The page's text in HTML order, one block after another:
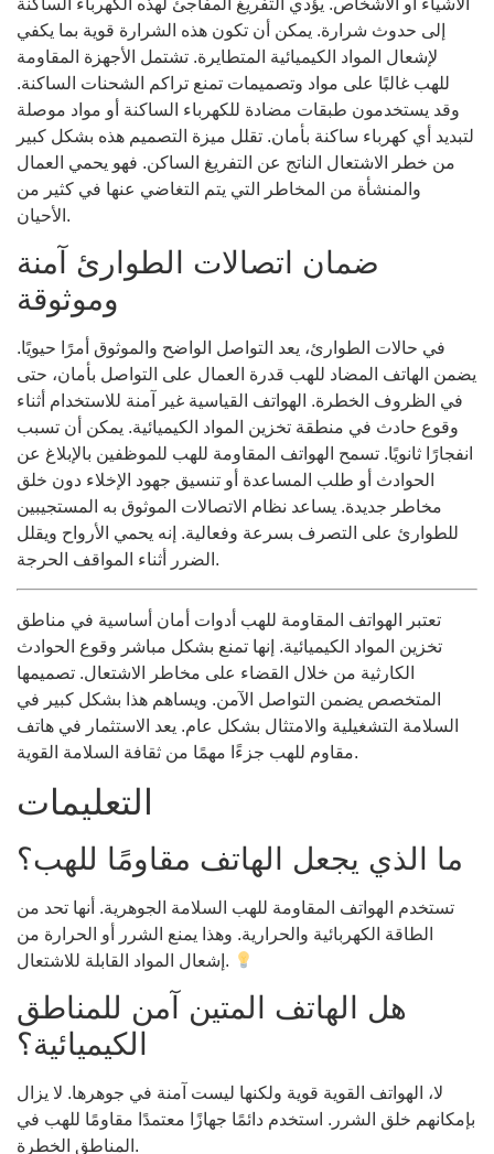
إلى حدوث شرارة. يمكن أن تكون هذه الشرارة قوية بما يكفي
لإشعال المواد الكيميائية المتطايرة. تشتمل الأجهزة المقاومة
للهب غالبًا على مواد وتصميمات تمنع تراكم الشحنات الساكنة.
وقد يستخدمون طبقات مضادة للكهرباء الساكنة أو مواد موصلة
لتبديد أي كهرباء ساكنة بأمان. تقلل ميزة التصميم هذه بشكل كبير
من خطر الاشتعال الناتج عن التفريغ الساكن. فهو يحمي العمال
والمنشأة من المخاطر التي يتم التغاضي عنها في كثير من
الأحيان.
ضمان اتصالات الطوارئ آمنة
وموثوقة
في حالات الطوارئ، يعد التواصل الواضح والموثوق أمرًا حيويًا.
يضمن الهاتف المضاد للهب قدرة العمال على التواصل بأمان، حتى
في الظروف الخطرة. الهواتف القياسية غير آمنة للاستخدام أثناء
وقوع حادث في منطقة تخزين المواد الكيميائية. يمكن أن تسبب
انفجارًا ثانويًا. تسمح الهواتف المقاومة للهب للموظفين بالإبلاغ عن
الحوادث أو طلب المساعدة أو تنسيق جهود الإخلاء دون خلق
مخاطر جديدة. يساعد نظام الاتصالات الموثوق به المستجيبين
للطوارئ على التصرف بسرعة وفعالية. إنه يحمي الأرواح ويقلل
الضرر أثناء المواقف الحرجة.
تعتبر الهواتف المقاومة للهب أدوات أمان أساسية في مناطق
تخزين المواد الكيميائية. إنها تمنع بشكل مباشر وقوع الحوادث
الكارثية من خلال القضاء على مخاطر الاشتعال. تصميمها
المتخصص يضمن التواصل الآمن. ويساهم هذا بشكل كبير في
السلامة التشغيلية والامتثال بشكل عام. يعد الاستثمار في هاتف
مقاوم للهب جزءًا مهمًا من ثقافة السلامة القوية.
التعليمات
ما الذي يجعل الهاتف مقاومًا للهب؟
تستخدم الهواتف المقاومة للهب السلامة الجوهرية. أنها تحد من
الطاقة الكهربائية والحرارية. وهذا يمنع الشرر أو الحرارة من
إشعال المواد القابلة للاشتعال.
هل الهاتف المتين آمن للمناطق
الكيميائية؟
لا، الهواتف القوية قوية ولكنها ليست آمنة في جوهرها. لا يزال
بإمكانهم خلق الشرر. استخدم دائمًا جهازًا معتمدًا مقاومًا للهب في
المناطق الخطرة.